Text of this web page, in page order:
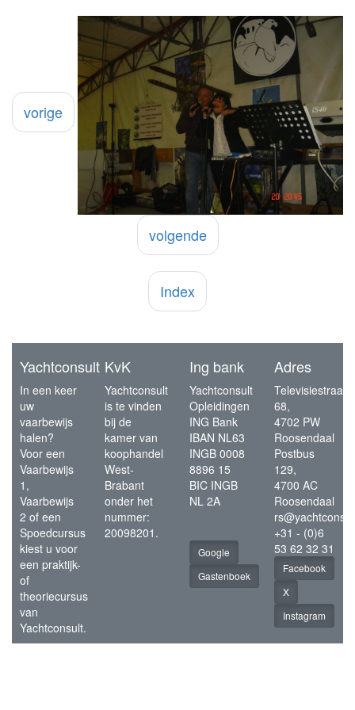
vorige
volgende
Index
Yachtconsult
In een keer
uw
vaarbewijs
halen?
Voor een
Vaarbewijs
1,
Vaarbewijs
2 of een
Spoedcursus
kiest u voor
een praktijk-
of
theoriecursus
van
Yachtconsult.
KvK
Yachtconsult
is te vinden
bij de
kamer van
koophandel
West-
Brabant
onder het
nummer:
20098201.
Ing bank
Yachtconsult
Opleidingen
ING Bank
IBAN NL63
INGB 0008
8896 15
BIC INGB
NL 2A
Google
Gastenboek
Adres
Televisiestraat
68,
4702 PW
Roosendaal
Postbus
129,
4700 AC
Roosendaal
+31 - (0)6
53 62 32 31
Facebook
X
Instagram